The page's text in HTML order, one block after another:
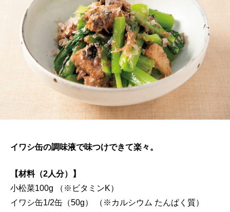
イワシ缶の調味液で味つけできて楽々。
【材料（2人分）】
小松菜100g （※ビタミンK）
イワシ缶1/2缶（50g） （※カルシウム たんぱく質）